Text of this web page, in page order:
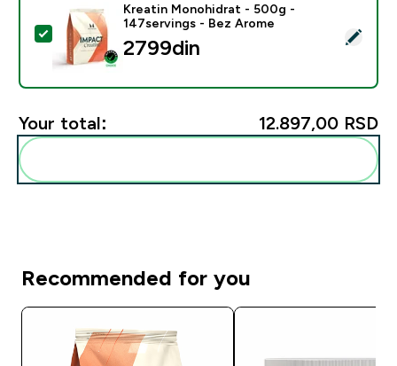
Select this product - Kreatin Monohidrat - 500g -
Kreatin Monohidrat - 500g -
147servings - Bez Arome
2799din‎
Your total: 12.897,00 RSD‎
Recommended for you